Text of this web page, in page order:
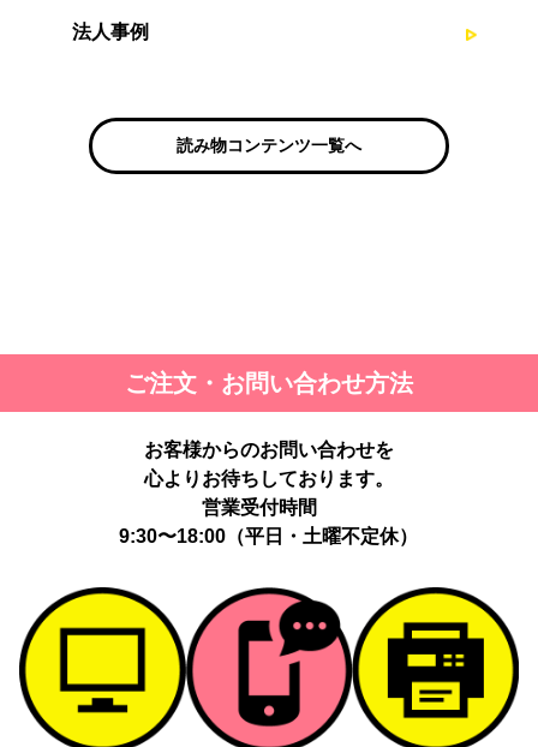
法人事例
読み物コンテンツ一覧へ
ご注文・お問い合わせ方法
お客様からのお問い合わせを
心よりお待ちしております。
営業受付時間
9:30〜18:00（平日・土曜不定休）